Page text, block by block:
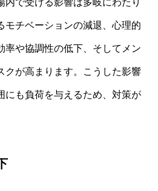
内で受ける影響は多岐にわたり
モチベーションの減退、心理的
率や協調性の低下、そしてメン
クが高まります。こうした影響
にも負荷を与えるため、対策が